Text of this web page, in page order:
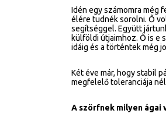
Idén egy számomra még
élére tudnék sorolni. Ő
segítséggel. Együtt
külföldi útjaimhoz. Ő is e
idáig és a történtek még
Két éve már, hogy stabil
megfelelő toleranciája
A szörfnek milyen ágai